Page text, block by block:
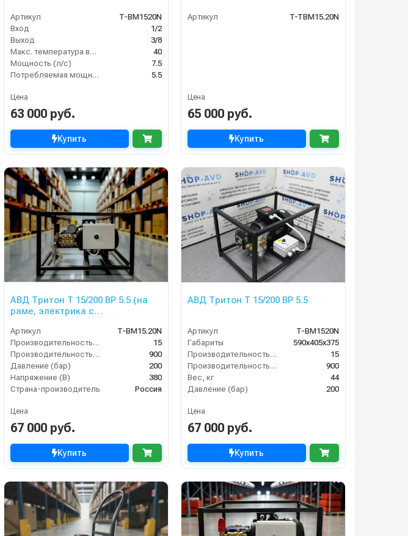
Артикул
T-BM1520N
Вход
1/2
Выход
3/8
Макс. температура воды (°C)
40
Мощность (л/с)
7.5
Потребляемая мощность (кВт)
5.5
Цена
63 000 руб.
Купить
Артикул T-TBM15.20N
Цена
65 000 руб.
Купить
АВД Тритон T 15/200 ВР 5.5 (на
раме, электрика с
Артикул
T-BM15.20N
Производительность (л/мин)
15
Производительность (л/ч)
900
Давление (бар)
200
Напряжение (В)
380
Страна-производитель
Россия
Цена
67 000 руб.
Купить
АВД Тритон T 15/200 BP 5.5
Артикул
T-BM1520N
Габариты
590х405х375
Производительность (л/мин)
15
Производительность (л/ч)
900
Вес, кг
44
Давление (бар)
200
Цена
67 000 руб.
Купить